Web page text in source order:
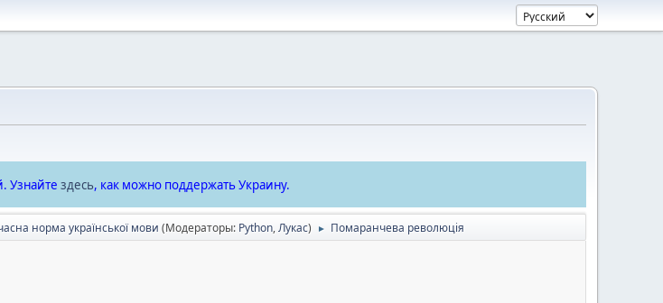
Узнайте здесь, как можно поддержать Украину.
норма української мови (Модераторы: Python,Лукас) ► Помаранчева революція